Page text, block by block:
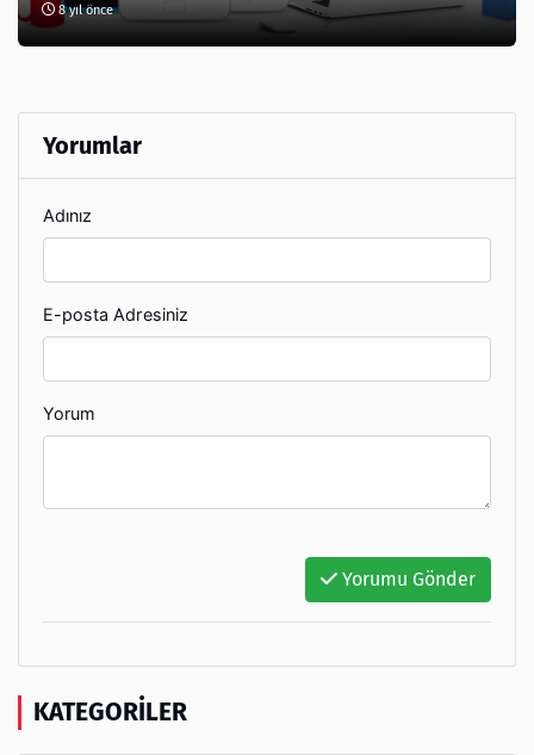
8 yıl önce
Yorumlar
Adınız
E-posta Adresiniz
Yorum
Yorumu Gönder
KATEGORILER